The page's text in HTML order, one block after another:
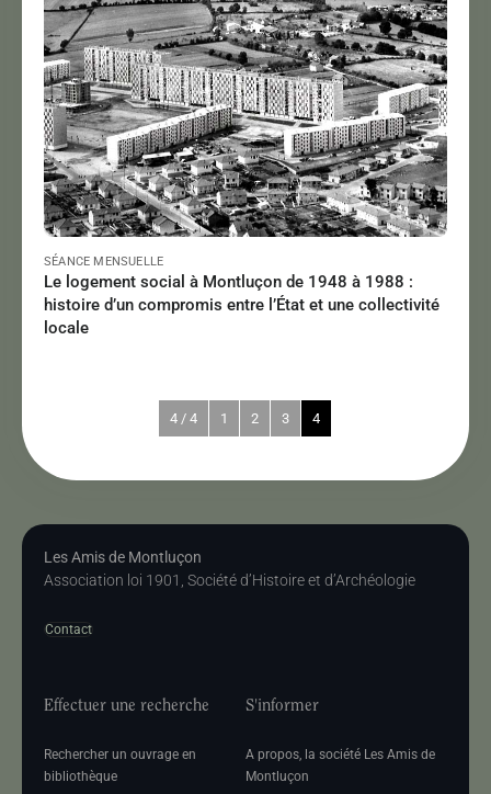
Le 16/10/2022 à 15:30
Lire
SÉANCE MENSUELLE
Le logement social à Montluçon de 1948 à 1988 :
histoire d’un compromis entre l’État et une collectivité
locale
4 / 4 1 2 3 4
Les Amis de Montluçon
Association loi 1901, Société d’Histoire et d’Archéologie
Contact
Effectuer une recherche
Rechercher un ouvrage en
bibliothèque
S'informer
A propos, la société Les Amis de
Montluçon